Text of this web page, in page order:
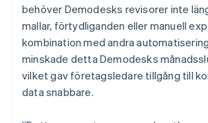
behöver Demodesks revisorer inte
mallar, förtydliganden eller manuell
kombination med andra
minskade detta Demodesks
vilket gav företagsledare tillgång till
data snabbare.